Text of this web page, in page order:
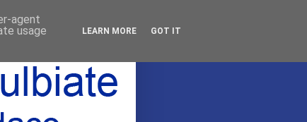
agent
usage
LEARN MORE GOT IT